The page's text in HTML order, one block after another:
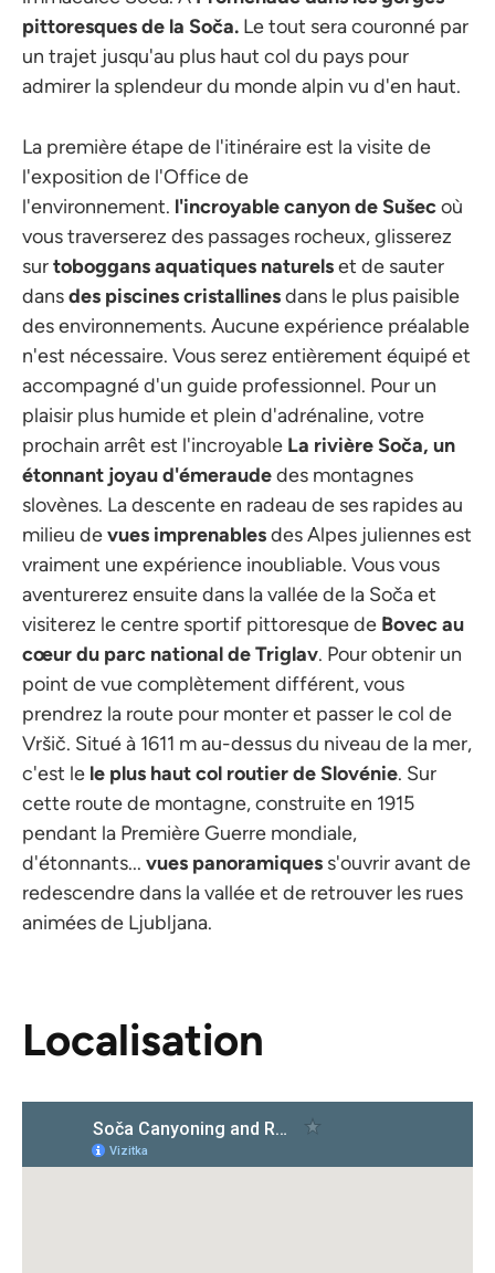
pittoresques de la Soča. Le tout sera couronné par
un trajet jusqu'au plus haut col du pays pour
admirer la splendeur du monde alpin vu d'en haut.
La première étape de l'itinéraire est la visite de
l'exposition de l'Office de
l'environnement. l'incroyable canyon de Sušecoù
vous traverserez des passages rocheux, glisserez
surtoboggans aquatiques naturelset de sauter
dansdes piscines cristallinesdans le plus paisible
des environnements. Aucune expérience préalable
n'est nécessaire. Vous serez entièrement équipé et
accompagné d'un guide professionnel. Pour un
plaisir plus humide et plein d'adrénaline, votre
prochain arrêt est l'incroyable La rivière Soča, un
étonnant joyau d'émeraudedes montagnes
slovènes. La descente en radeau de ses rapides au
milieu devues imprenablesdes Alpes juliennes est
vraiment une expérience inoubliable. Vous vous
aventurerez ensuite dans la vallée de la Soča et
visiterez le centre sportif pittoresque de Bovec au
cœur du parc national de Triglav. Pour obtenir un
point de vue complètement différent, vous
prendrez la route pour monter et passer le col de
Vršič. Situé à 1611 m au-dessus du niveau de la mer,
c'est le le plus haut col routier de Slovénie. Sur
cette route de montagne, construite en 1915
pendant la Première Guerre mondiale,
d'étonnants... vues panoramiques s'ouvrir avant de
redescendre dans la vallée et de retrouver les rues
animées de Ljubljana.
Localisation